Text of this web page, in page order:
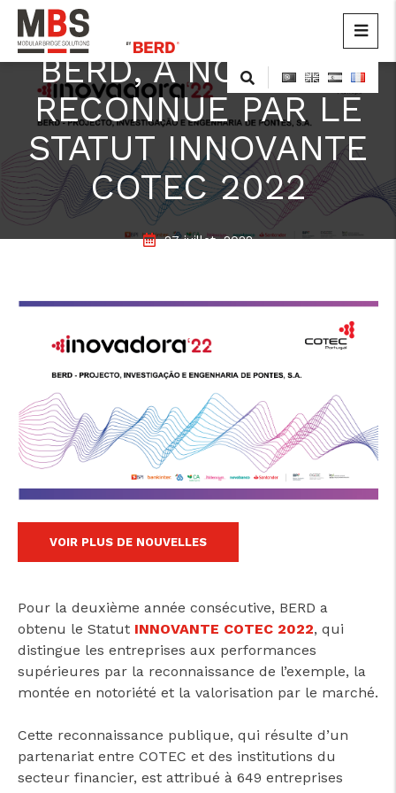
content
MBS
Modular Bridge Solutions
BERD, À NOUVEAU
RECONNUE PAR LE
STATUT INNOVANTE
COTEC 2022
27 juillet, 2022
VOIR PLUS DE NOUVELLES
Pour la deuxième année consécutive, BERD a
obtenu le Statut INNOVANTE COTEC 2022, qui
distingue les entreprises aux performances
supérieures par la reconnaissance de l’exemple, la
montée en notoriété et la valorisation par le marché.
Cette reconnaissance publique, qui résulte d’un
partenariat entre COTEC et des institutions du
secteur financier, est attribué à 649 entreprises
cicap@cicap.pt
www.consumidor.pt